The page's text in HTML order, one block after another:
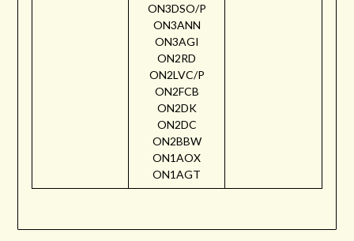
ON3DSO/P
ON3ANN
ON3AGI
ON2RD
ON2LVC/P
ON2FCB
ON2DK
ON2DC
ON2BBW
ON1AOX
ON1AGT